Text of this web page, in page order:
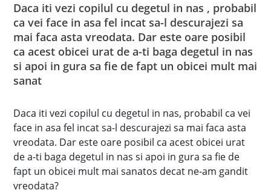
Daca iti vezi copilul cu degetul in nas , probabil
ca vei face in asa fel incat sa-l descurajezi sa
mai faca asta vreodata. Dar este oare posibil
ca acest obicei urat de a-ti baga degetul in nas
si apoi in gura sa fie de fapt un obicei mult mai
sanat
Daca iti vezi copilul cu degetul in nas, probabil ca vei
face in asa fel incat sa-l descurajezi sa mai faca asta
vreodata. Dar este oare posibil ca acest obicei urat
de a-ti baga degetul in nas si apoi in gura sa fie de
fapt un obicei mult mai sanatos decat ne-am gandit
vreodata?